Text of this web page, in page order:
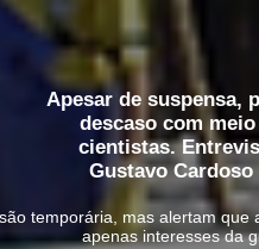
Apesar de suspensa,
descaso com
cientistas.
Gustavo
temporária, mas alertam
apenas interesses da